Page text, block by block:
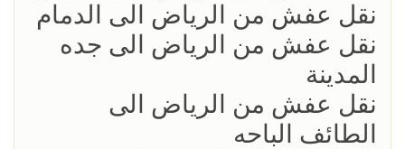
نقل عفش من الرياض الى الدمام
نقل عفش من الرياض الى جده
المدينة
نقل عفش من الرياض الى
الطائف الباحه